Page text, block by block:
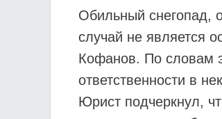
Обильный снегопад,
случай не является
Кофанов. По словам
ответственности в
Юрист подчеркнул,